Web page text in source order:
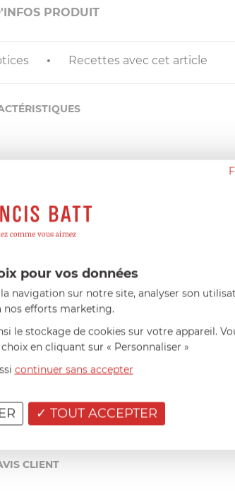
PRODUIT
Recettes avec cet article
1
an(s)
France métropolitaine
25 cm
30cm
730 g
740g
1an(s)
AU CHOIX
CLIENT
pour vos données
navigation sur notre site, analyser son
nos efforts marketing.
le stockage de cookies sur votre appareil.
en cliquant sur « Personnaliser »
continuer sans accepter
TOUT ACCEPTER